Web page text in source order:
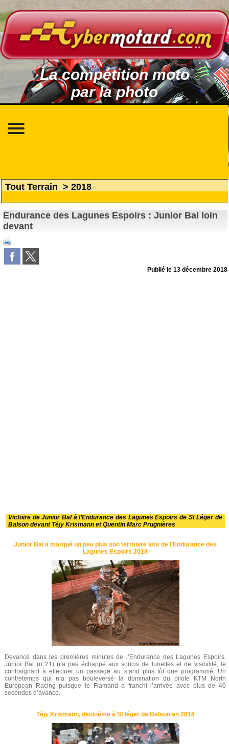
La compétition moto
par la photo
Tout Terrain > 2018
Endurance des Lagunes Espoirs : Junior Bal loin
devant
Publié le13 décembre 2018
Victoire de Junior Bal à l’Endurance des Lagunes Espoirs de St Léger de
Balson devant Téjy Krismann et Quentin Marc Prugnières
Junior Bal a marqué un peu plus son territoire lors de l’Endurance des
Lagunes Espoirs 2018
Devancé dans les premières minutes de l’Endurance des Lagunes Espoirs,
Junior Bal (n°21) n’a pas échappé aux soucis de lunettes et de visibilité, le
contraignant à effectuer un passage au stand plus tôt que programmé. Un
contretemps qui n’a pas bouleversé la domination du pilote KTM North
European Racing puisque le Flamand a franchi l’arrivée avec plus de 40
secondes d’avance.
Téjy Krismann, deuxième à St léger de Balson en 2018